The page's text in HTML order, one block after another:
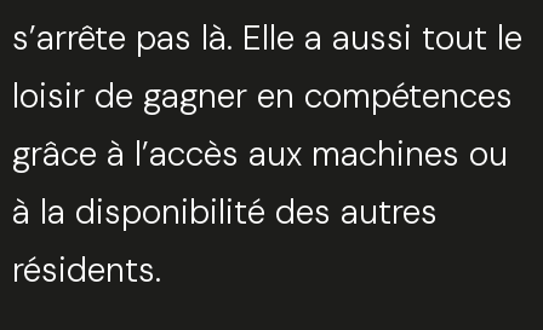
s’arrête pas là. Elle a aussi tout le
loisir de gagner en compétences
grâce à l’accès aux machines ou
à la disponibilité des autres
résidents.